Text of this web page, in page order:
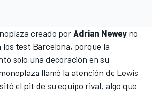
creado porAdrian Newey no
los test Barcelona, porque la
solo una decoración en su
llamó la atención de Lewis
el pit de su equipo rival, algo que